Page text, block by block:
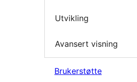
Utvikling
Avansert visning
Brukerstøtte